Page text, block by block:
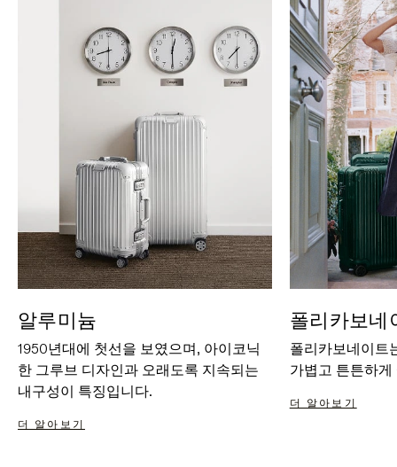
알루미늄
1950년대에 첫선을 보였으며, 아이코닉
한 그루브 디자인과 오래도록 지속되는
내구성이 특징입니다.
더 알아보기
폴리카보네
폴리카보네이트
가볍고 튼튼하
더 알아보기